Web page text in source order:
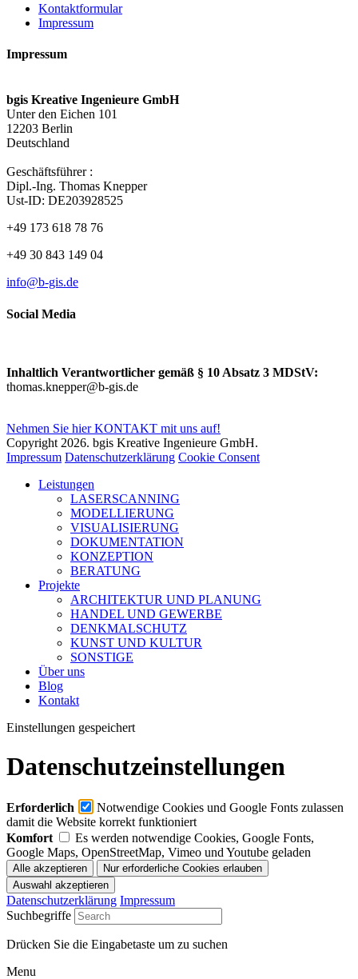
Kontaktformular
Impressum
Impressum
bgis Kreative Ingenieure GmbH
Unter den Eichen 101
12203 Berlin
Deutschland
Geschäftsführer :
Dipl.-Ing. Thomas Knepper
Ust-ID: DE203928525
+49 173 618 78 76
+49 30 843 149 04
info@b-gis.de
Social Media
Inhaltlich Verantwortlicher gemäß § 10 Absatz 3 MDStV:
thomas.knepper@b-gis.de
Nehmen Sie hier KONTAKT mit uns auf!
Copyright 2026. bgis Kreative Ingenieure GmbH.
Impressum Datenschutzerklärung Cookie Consent
Leistungen
LASERSCANNING
MODELLIERUNG
VISUALISIERUNG
DOKUMENTATION
KONZEPTION
BERATUNG
Projekte
ARCHITEKTUR UND PLANUNG
HANDEL UND GEWERBE
DENKMALSCHUTZ
KUNST UND KULTUR
SONSTIGE
Über uns
Blog
Kontakt
Einstellungen gespeichert
Datenschutzeinstellungen
Erforderlich
Notwendige Cookies und Google Fonts zulassen
damit die Website korrekt funktioniert
Komfort
Es werden notwendige Cookies, Google Fonts,
Google Maps, OpenStreetMap, Vimeo und Youtube geladen
Datenschutzerklärung Impressum
Suchbegriffe
Drücken Sie die Eingabetaste um zu suchen
Menu